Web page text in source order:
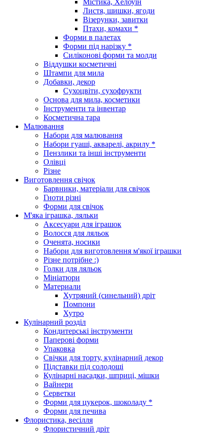
Листя, шишки, ягоди
Візерунки, завитки
Птахи, комахи *
Форми в палетах
Форми під нарізку *
Силіконові форми та молди
Віддушки косметичні
Штампи для мила
Добавки, декор
Сухоцвіти, сухофрукти
Основа для мила, косметики
Інструменти та інвентар
Косметична тара
Малювання
Набори для малювання
Набори гуаші, акварелі, акрилу *
Пензлики та інші інструменти
Олівці
Різне
Виготовлення свічок
Барвники, матеріали для свічок
Гноти різні
Форми для свічок
М'яка іграшка, ляльки
Аксесуари для іграшок
Волосся для ляльок
Оченята, носики
Набори для виготовлення м'якої іграшки
Різне потрібне :)
Голки для ляльок
Мініатюри
Материали
Хутряний (синельний) дріт
Помпони
Хутро
Кулінарний розділ
Кондитерські інструменти
Паперові форми
Упаковка
Свічки для торту, кулінарний декор
Підставки під солодощі
Кулінарні насадки, шприці, мішки
Вайнери
Серветки
Форми для цукерок, шоколаду *
Форми для печива
Флористика, весілля
Флористичний дріт